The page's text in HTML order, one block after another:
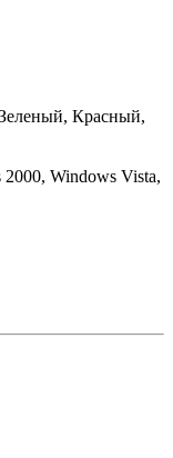
Красный,
Windows Vista,